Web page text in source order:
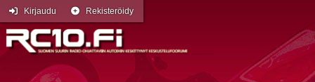
Kirjaudu Rekisteröidy